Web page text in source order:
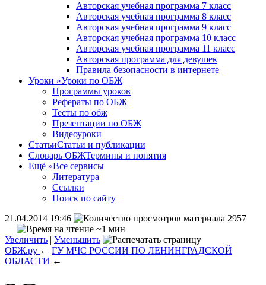
Авторская учебная программа 7 класс
Авторская учебная программа 8 класс
Авторская учебная программа 9 класс
Авторская учебная программа 10 класс
Авторская учебная программа 11 класс
Авторская программа для девушек
Правила безопасности в интернете
Уроки »Уроки по ОБЖ
Программы уроков
Рефераты по ОБЖ
Тесты по обж
Презентации по ОБЖ
Видеоуроки
СтатьиСтатьи и публикации
Словарь ОБЖТермины и понятия
Ещё »Все сервисы
Литература
Ссылки
Поиск по сайту
21.04.2014 19:46
2957
~1 мин
Увеличить | Уменьшить
ОБЖ.ру ← ГУ МЧС РОССИИ ПО ЛЕНИНГРАДСКОЙ
ОБЛАСТИ ←